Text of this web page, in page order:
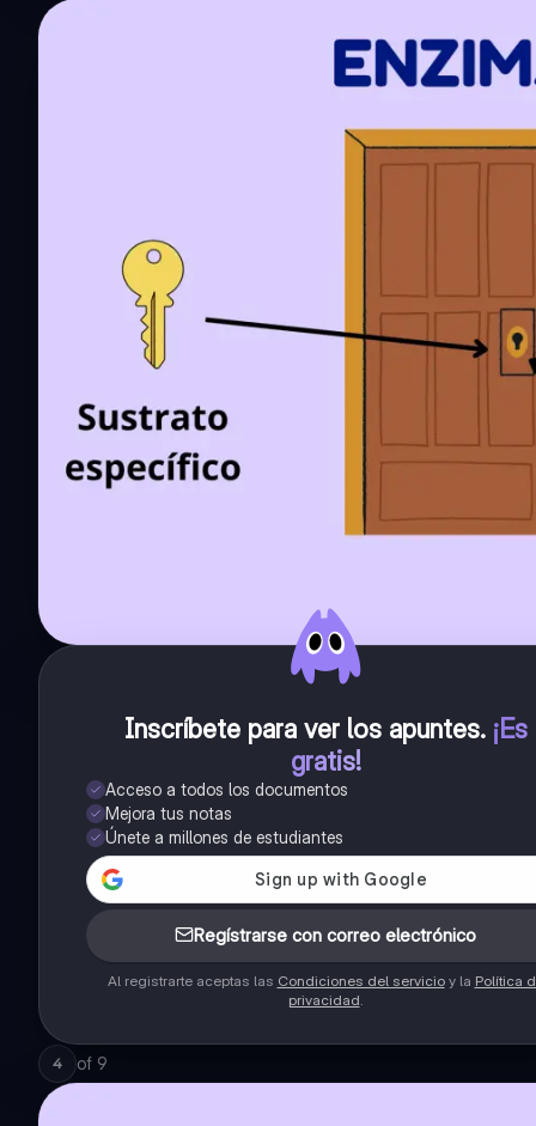
Inscríbete para ver los apuntes. ¡Es
gratis!
Acceso a todos los documentos
Mejora tus notas
Únete a millones de estudiantes
Regístrarse con correo electrónico
Al registrarte aceptas las Condiciones del servicioy la Política
privacidad.
4 of 9